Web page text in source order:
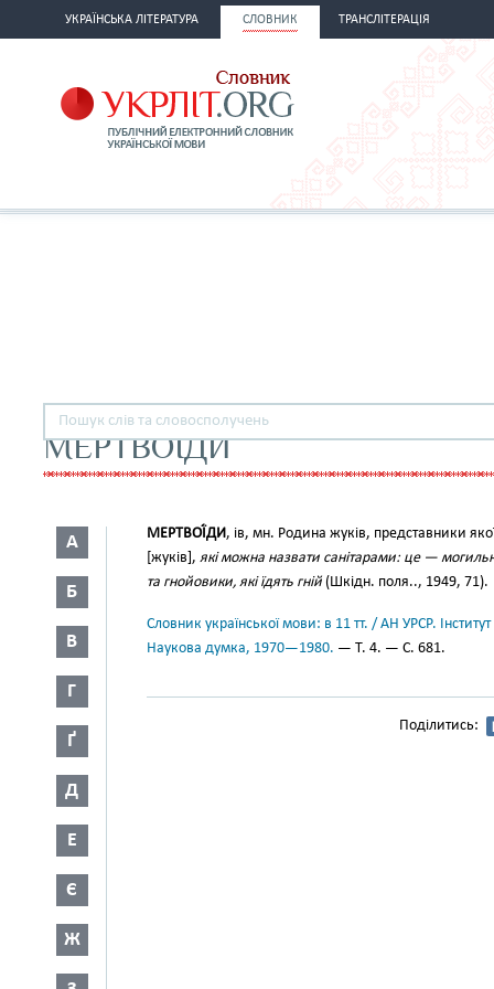
УКРАЇНСЬКА ЛІТЕРАТУРА СЛОВНИК ТРАНСЛІТЕРАЦІЯ
МЕРТВОЇДИ
А
Б
В
Г
Ґ
Д
Е
Є
Ж
МЕРТВОЇ́ДИ, ів, мн. Родина жуків, представники
[жуків], які можна назвати санітарами: це —
та гнойовики, які їдять гній (Шкідн. поля.., 1949, 71).
Словник української мови: в 11 тт. / АН УРСР.
Наукова думка, 1970—1980. — Т. 4. — С. 681.
Поділитись: